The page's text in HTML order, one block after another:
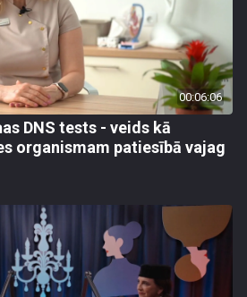
00:06:06
DNS tests - veids kā
organismam patiesībā vajag